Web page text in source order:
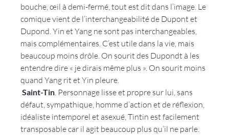
bouche, œil à demi-fermé, tout est dit dans l’image. Le
comique vient de l’interchangeabilité de Dupont et
Dupond. Yin et Yang ne sont pas interchangeables,
mais complémentaires. C’est utile dans la vie, mais
beaucoup moins drôle. On sourit des Dupondt à les
entendre dire « je dirais même plus ». On sourit moins
quand Yang rit et Yin pleure.
Saint-Tin . Personnage lisse et propre sur lui, sans
défaut, sympathique, homme d’action et de réflexion,
idéaliste intemporel et asexué, Tintin est facilement
transposable car il agit beaucoup plus qu’il ne parle.